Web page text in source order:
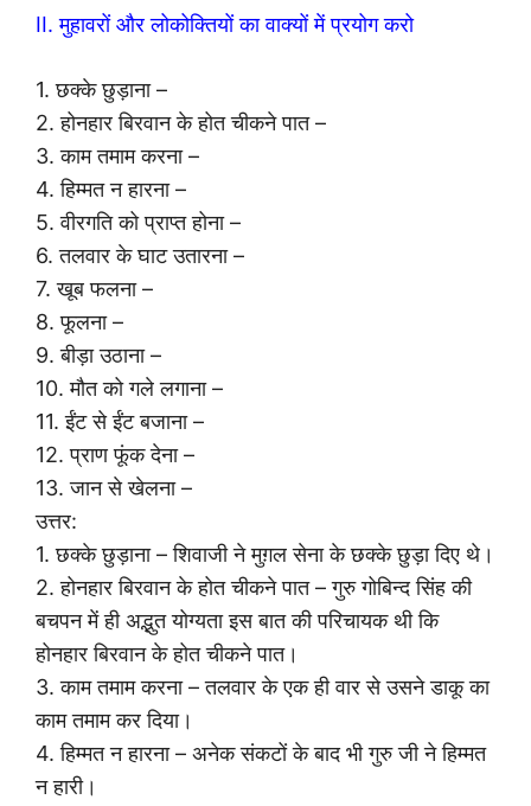
II. मुहावरों और लोकोक्तियों का वाक्यों में प्रयोग करो
1. छक्के छुड़ाना –
2. होनहार बिरवान के होत चीकने पात –
3. काम तमाम करना –
4. हिम्मत न हारना –
5. वीरगति को प्राप्त होना –
6. तलवार के घाट उतारना –
7. खूब फलना –
8. फूलना –
9. बीड़ा उठाना –
10. मौत को गले लगाना –
11. ईंट से ईंट बजाना –
12. प्राण फूंक देना –
13. जान से खेलना –
उत्तर:
1. छक्के छुड़ाना – शिवाजी ने मुग़ल सेना के छक्के छुड़ा दिए थे।
2. होनहार बिरवान के होत चीकने पात – गुरु गोबिन्द सिंह की
बचपन में ही अद्भुत योग्यता इस बात की परिचायक थी कि
होनहार बिरवान के होत चीकने पात।
3. काम तमाम करना – तलवार के एक ही वार से उसने डाकू का
काम तमाम कर दिया।
4. हिम्मत न हारना – अनेक संकटों के बाद भी गुरु जी ने हिम्मत
न हारी।